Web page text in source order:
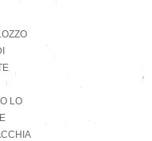
LO